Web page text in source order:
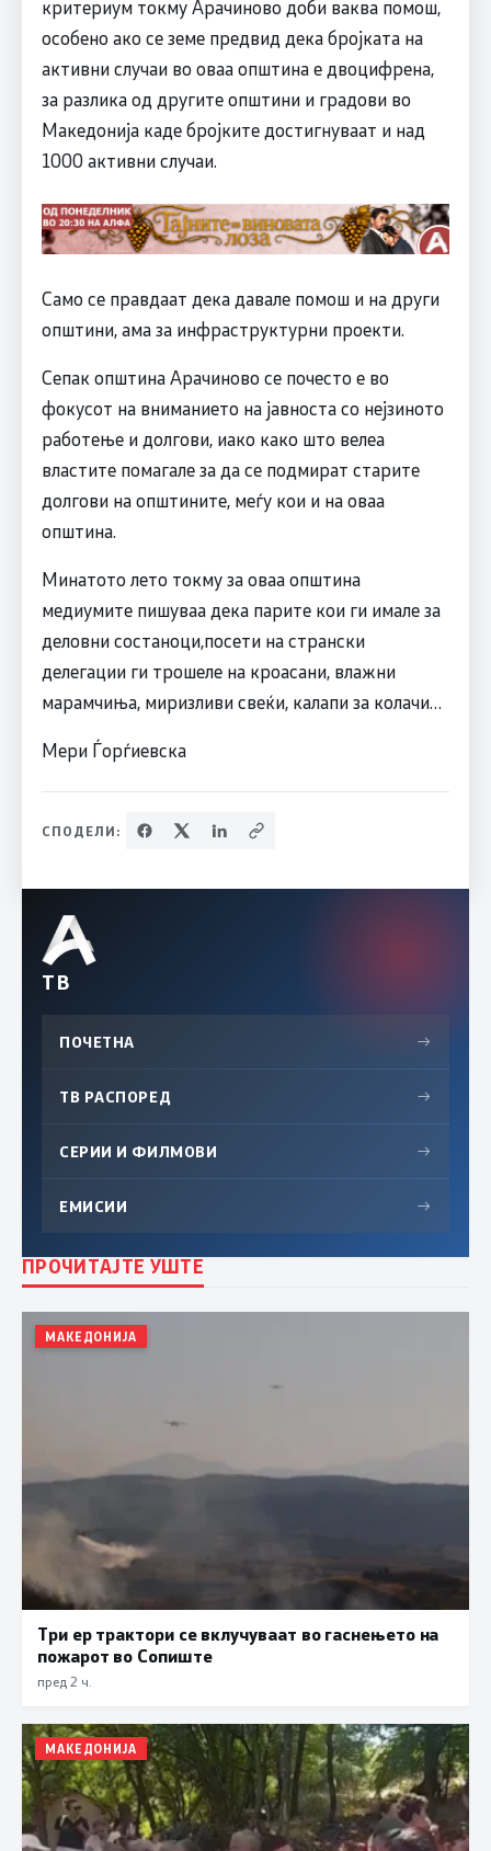
критериум токму Арачиново доби ваква помош,
особено ако се земе предвид дека бројката на
активни случаи во оваа општина е двоцифрена,
за разлика од другите општини и градови во
Македонија каде бројките достигнуваат и над
1000 активни случаи.
Само се правдаат дека давале помош и на други
општини, ама за инфраструктурни проекти.
Сепак општина Арачиново се почесто е во
фокусот на вниманието на јавноста со нејзиното
работење и долгови, иако како што велеа
властите помагале за да се подмират старите
долгови на општините, меѓу кои и на оваа
општина.
Минатото лето токму за оваа општина
медиумите пишуваа дека парите кои ги имале за
деловни состаноци,посети на странски
делегации ги трошеле на кроасани, влажни
марамчиња, миризливи свеќи, калапи за колачи…
Мери Ѓорѓиевска
СПОДЕЛИ:
ТВ
ПОЧЕТНА →
ТВ РАСПОРЕД →
СЕРИИ И ФИЛМОВИ →
ЕМИСИИ →
ПРОЧИТАЈТЕ УШТЕ
МАКЕДОНИЈА
Три ер трактори се вклучуваат во гаснењето на
пожарот во Сопиште
пред 2 ч.
МАКЕДОНИЈА